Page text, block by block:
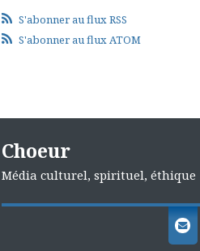
S'abonner au flux RSS
S'abonner au flux ATOM
Choeur
Média culturel, spirituel, éthique